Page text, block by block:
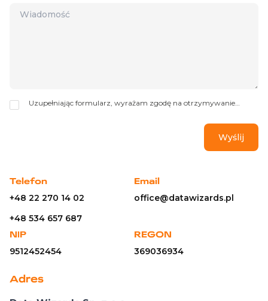
Uzupełniając formularz, wyrażam zgodę na otrzymywanie
Wizards Sp. z o.o. z siedzibą w Warszawie, ul. Poloneza 93
(Administrator danych). Mogę cofnąć zgodę w każdym czasie.
Dane będą przetwarzane do czasu cofnięcia zgody. Administrator
przetwarzania, prawo sprzeciwu, prawo wniesienia skargi do
Telefon
+48 22 270 14 02
+48 534 657 687
Email
office@datawizards.pl
NIP
9512452454
REGON
369036934
Adres